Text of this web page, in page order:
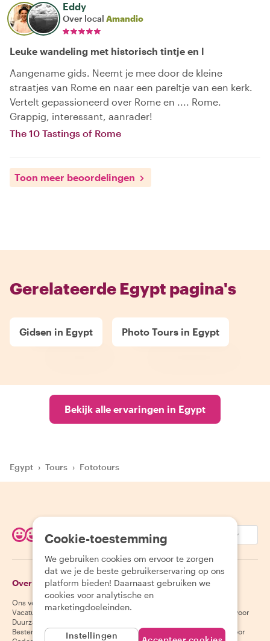
Eddy
Over local Amandio
Leuke wandeling met historisch tintje en l
Aangename gids. Neemt je mee door de kleine
straatjes van Rome en naar een pareltje van een kerk.
Vertelt gepassioneerd over Rome en .... Rome.
Grappig, interessant, aanrader!
The 10 Tastings of Rome
Toon meer beoordelingen
Gerelateerde Egypt pagina's
Gidsen in Egypt Photo Tours in Egypt
Bekijk alle ervaringen in Egypt
Egypt › Tours › Fototours
Over Withlocals
Ons verhaal
Vacatures
Duurzaamheid
Bestemmingen
Gasten
Annuleringsvoorwaarden voor
Algemene voorwaarden voor
Cookie-toestemming
We gebruiken cookies om ervoor te zorgen
dat we je de beste gebruikerservaring op ons
platform bieden! Daarnaast gebruiken we
cookies voor analytische en
marketingdoeleinden.
Instellingen